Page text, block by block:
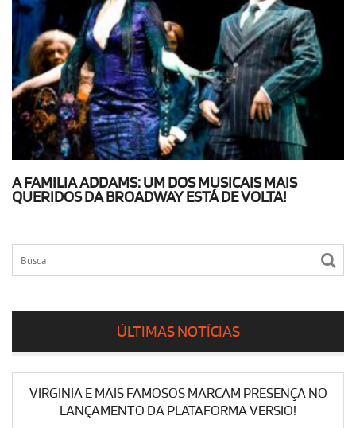
A FAMILIA ADDAMS: UM DOS MUSICAIS MAIS
QUERIDOS DA BROADWAY ESTÁ DE VOLTA!
ÚLTIMAS NOTÍCIAS
VIRGINIA E MAIS FAMOSOS MARCAM PRESENÇA NO
LANÇAMENTO DA PLATAFORMA VERSIO!